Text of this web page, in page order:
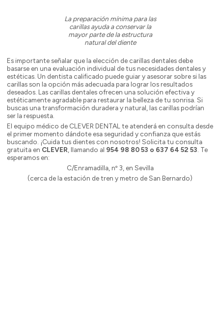
La preparación mínima para las
carillas ayuda a conservar la
mayor parte de la estructura
natural del diente
Es importante señalar que la elección de carillas dentales debe
basarse en una evaluación individual de tus necesidades dentales y
estéticas. Un dentista calificado puede guiar y asesorar sobre si las
carillas son la opción más adecuada para lograr los resultados
deseados. Las carillas dentales ofrecen una solución efectiva y
estéticamente agradable para restaurar la belleza de tu sonrisa. Si
buscas una transformación duradera y natural, las carillas podrían
ser la respuesta.
El equipo médico de CLEVER DENTAL te atenderá en consulta desde
el primer momento dándote esa seguridad y confianza que estás
buscando. ¡Cuida tus dientes con nosotros! Solicita tu consulta
gratuita en CLEVER , llamando al 954 98 80 53 o 637 64 52 53 . Te
esperamos en:
C/Enramadilla, nº 3, en Sevilla
(cerca de la estación de tren y metro de San Bernardo)